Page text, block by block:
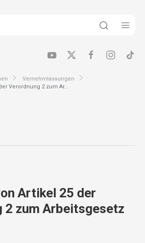
Vernehmlassungen
Verordnung 2 zum Ar...
Artikel 25 der
2 zum Arbeitsgesetz